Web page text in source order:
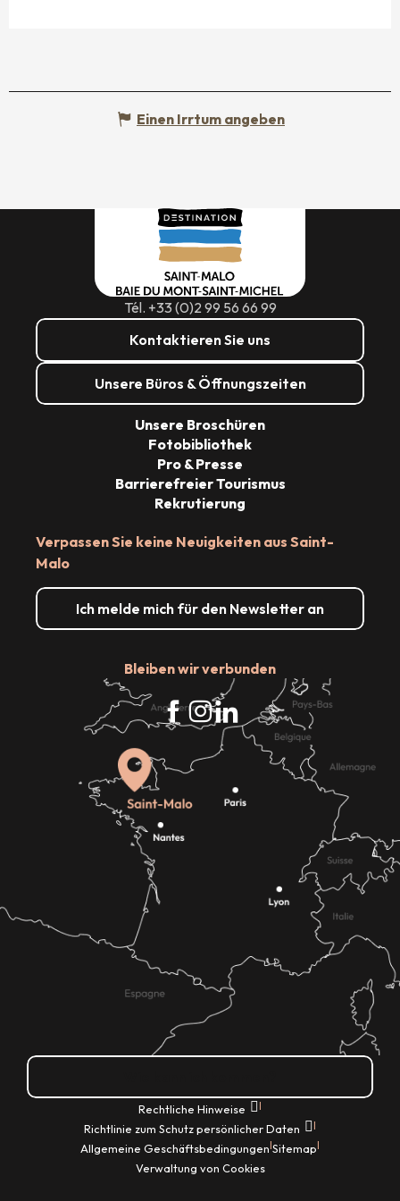
Einen Irrtum angeben
Tél. +33 (0)2 99 56 66 99
Kontaktieren Sie uns
Unsere Büros & Öffnungszeiten
Verpassen Sie keine Neuigkeiten aus Saint-
Malo
Ich melde mich für den Newsletter an
Bleiben wir verbunden
Unsere Broschüren
Fotobibliothek
Pro & Presse
Barrierefreier Tourismus
Rekrutierung
Rechtliche Hinweise |
Richtlinie zum Schutz persönlicher Daten |
Allgemeine Geschäftsbedingungen|Sitemap|
Verwaltung von Cookies